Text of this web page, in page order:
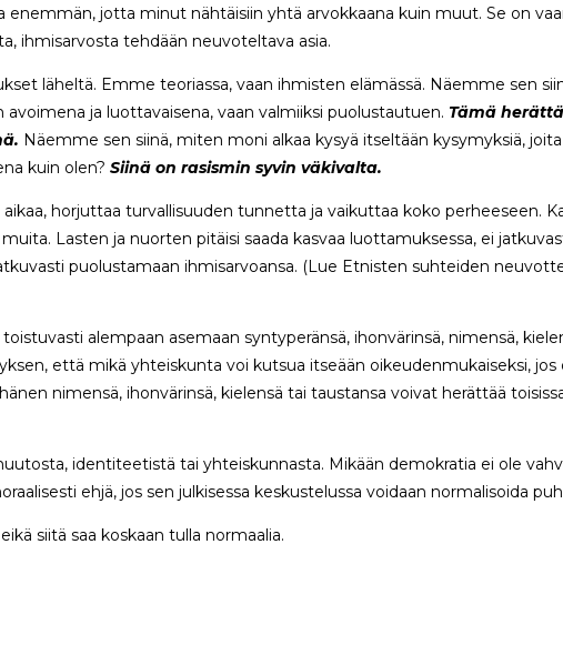
jotta minut nähtäisiin yhtä arvokkaana kuin muut. Se on
ihmisarvosta tehdään neuvoteltava asia.
läheltä. Emme teoriassa, vaan ihmisten elämässä. Näemme sen
ja luottavaisena, vaan valmiiksi puolustautuen. Tämä
Näemme sen siinä, miten moni alkaa kysyä itseltään kysymyksiä,
kuin olen? Siinä on rasismin syvin väkivalta.
horjuttaa turvallisuuden tunnetta ja vaikuttaa koko perheeseen.
Lasten ja nuorten pitäisi saada kasvaa luottamuksessa, ei
puolustamaan ihmisarvoansa. (Lue Etnisten suhteiden
alempaan asemaan syntyperänsä, ihonvärinsä, nimensä,
että mikä yhteiskunta voi kutsua itseään oikeudenmukaiseksi, jos
nimensä, ihonvärinsä, kielensä tai taustansa voivat herättää
identiteetistä tai yhteiskunnasta. Mikään demokratia ei ole
ehjä, jos sen julkisessa keskustelussa voidaan normalisoida
siitä saa koskaan tulla normaalia.